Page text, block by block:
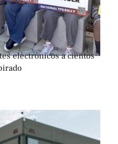
electrónicos a cientos